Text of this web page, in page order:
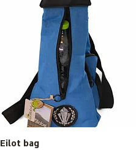
Быстрый просмотр
Eilot bag